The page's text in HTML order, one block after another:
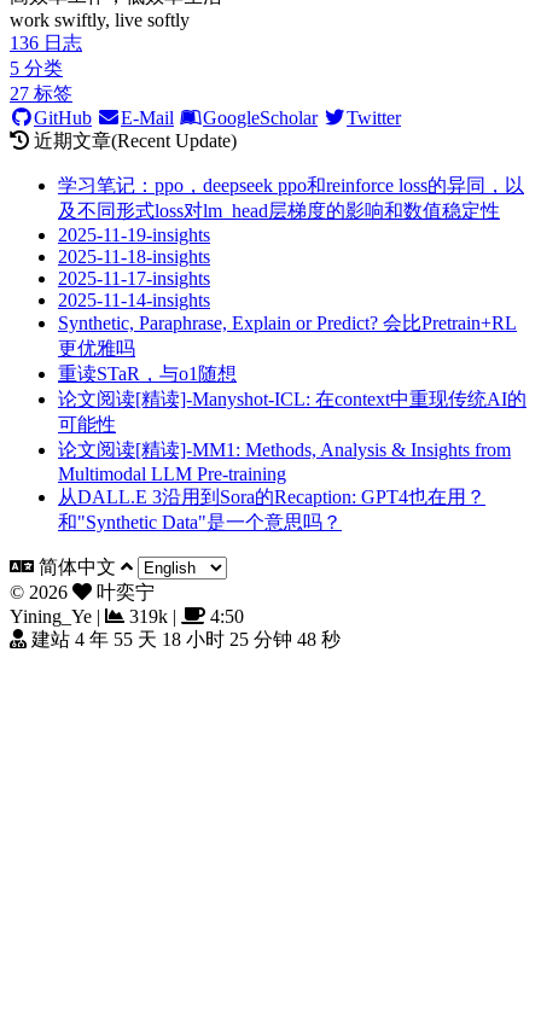
work swiftly, live softly
136 日志
5 分类
27 标签
GitHub
E-Mail GoogleScholar
Twitter
近期文章(Recent Update)
学习笔记：ppo，deepseek ppo和reinforce loss的异同，以
及不同形式loss对lm_head层梯度的影响和数值稳定性
2025-11-19-insights
2025-11-18-insights
2025-11-17-insights
2025-11-14-insights
Synthetic, Paraphrase, Explain or Predict? 会比Pretrain+RL
更优雅吗
重读STaR，与o1随想
论文阅读[精读]-Manyshot-ICL: 在context中重现传统AI的
可能性
论文阅读[精读]-MM1: Methods, Analysis & Insights from
Multimodal LLM Pre-training
从DALL.E 3沿用到Sora的Recaption: GPT4也在用？
和"Synthetic Data"是一个意思吗？
简体中文
© 2026
叶奕宁
Yining_Ye | 319k |
4:50
建站 4 年 55 天 18 小时 25 分钟 48 秒